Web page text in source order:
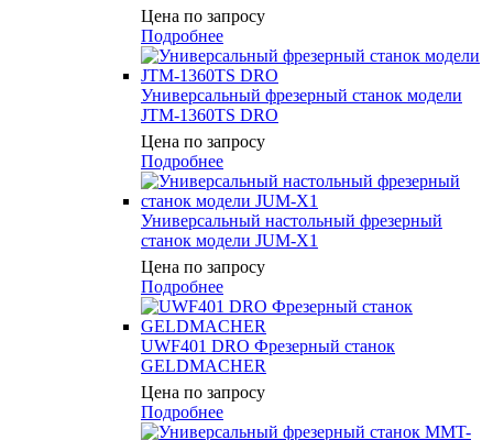
Цена по запросу
Подробнее
Универсальный фрезерный станок модели
JTM-1360TS DRO
Цена по запросу
Подробнее
Универсальный настольный фрезерный
станок модели JUM-X1
Цена по запросу
Подробнее
UWF401 DRO Фрезерный станок
GELDMACHER
Цена по запросу
Подробнее